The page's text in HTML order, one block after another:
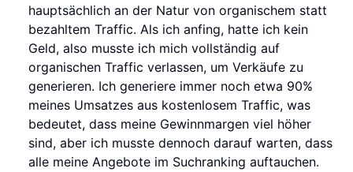
hauptsächlich an der Natur von organischem statt
bezahltem Traffic. Als ich anfing, hatte ich kein
Geld, also musste ich mich vollständig auf
organischen Traffic verlassen, um Verkäufe zu
generieren. Ich generiere immer noch etwa 90%
meines Umsatzes aus kostenlosem Traffic, was
bedeutet, dass meine Gewinnmargen viel höher
sind, aber ich musste dennoch darauf warten, dass
alle meine Angebote im Suchranking auftauchen.